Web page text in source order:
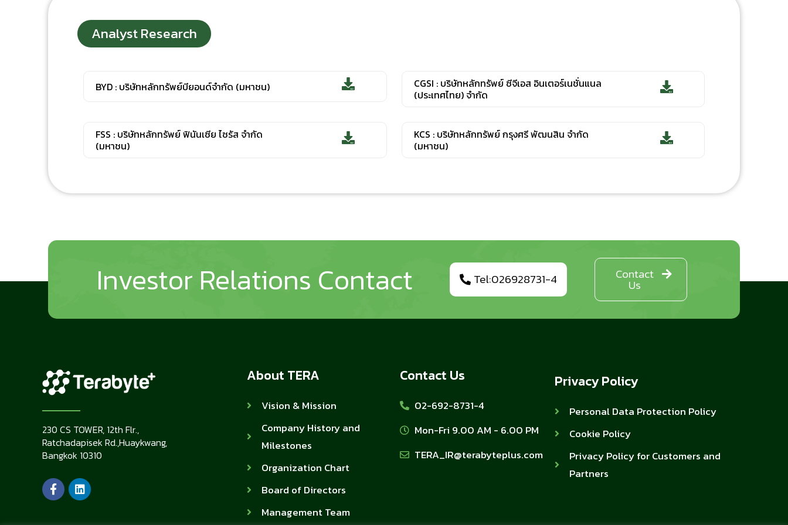
Analyst Research
BYD : บริษัทหลักทรัพย์บียอนด์จํากัด (มหาชน)
CGSI : บริษัทหลักทรัพย์ ซีจีเอส อินเตอร์เนชั่นแนล
(ประเทศไทย) จำกัด
FSS : บริษัทหลักทรัพย์ ฟินันเซีย ไซรัส จำกัด
(มหาชน)
KCS : บริษัทหลักทรัพย์ กรุงศรี พัฒนสิน จำกัด
(มหาชน)
Investor Relations Contact Tel:026928731-4 Contact
Us
230 CS TOWER, 12th Flr.,
Ratchadapisek Rd.,Huaykwang,
Bangkok 10310
About TERA
Vision & Mission
Company History and
Milestones
Organization Chart
Board of Directors
Management Team
Contact Us
02-692-8731-4
Mon-Fri 9.00 AM - 6.00 PM
TERA_IR@terabyteplus.com
Privacy Policy
Personal Data Protection Policy
Cookie Policy
Privacy Policy for Customers and
Partners